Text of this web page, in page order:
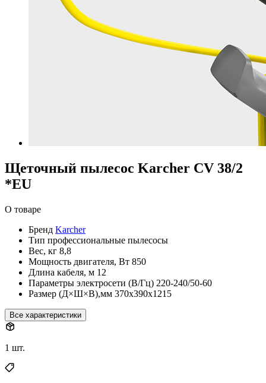
Щеточный пылесос Karcher CV 38/2
*EU
О товаре
Бренд Karcher
Тип профессиональные пылесосы
Вес, кг 8,8
Мощность двигателя, Вт 850
Длина кабеля, м 12
Параметры электросети (В/Гц) 220-240/50-60
Размер (Д×Ш×В),мм 370х390x1215
Все характеристики
1 шт.